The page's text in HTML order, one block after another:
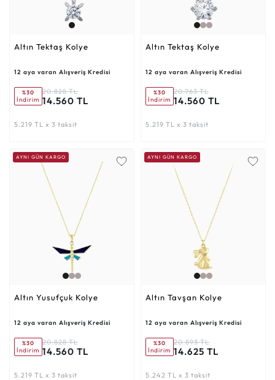
Altın Tektaş Kolye
12 aya varan Alışveriş Kredisi
%30
İndirim
20.828 TL
14.560 TL
5.219 TL x 3 taksit
Altın Tektaş Kolye
12 aya varan Alışveriş Kredisi
%30
İndirim
20.763 TL
14.560 TL
5.219 TL x 3 taksit
AYNI GÜN KARGO
Altın Yusufçuk Kolye
12 aya varan Alışveriş Kredisi
%30
İndirim
20.828 TL
14.560 TL
5.219 TL x 3 taksit
AYNI GÜN KARGO
Altın Tavşan Kolye
12 aya varan Alışveriş Kredisi
%30
İndirim
20.893 TL
14.625 TL
5.242 TL x 3 taksit